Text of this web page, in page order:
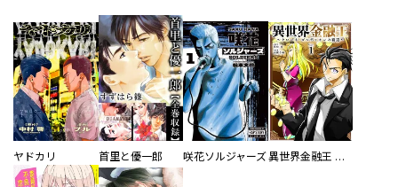
ヤドカリ 首里と優一郎 咲花ソルジャーズ 異世界金融王 ～クローネ・ゴルディオンの覇道～